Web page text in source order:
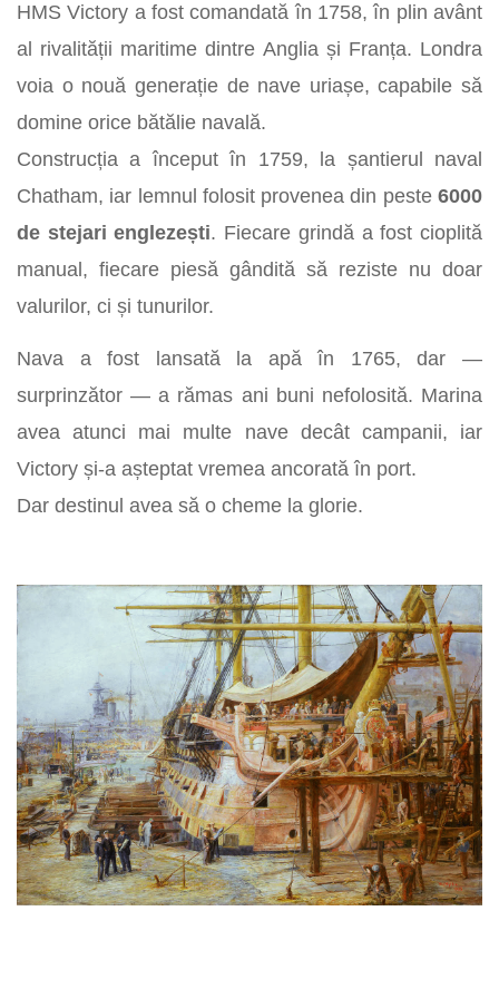
HMS Victory a fost comandată în 1758, în plin avânt
al rivalității maritime dintre Anglia și Franța. Londra
voia o nouă generație de nave uriașe, capabile să
domine orice bătălie navală.
Construcția a început în 1759, la șantierul naval
Chatham, iar lemnul folosit provenea din peste 6000
de stejari englezești. Fiecare grindă a fost cioplită
manual, fiecare piesă gândită să reziste nu doar
valurilor, ci și tunurilor.
Nava a fost lansată la apă în 1765, dar —
surprinzător — a rămas ani buni nefolosită. Marina
avea atunci mai multe nave decât campanii, iar
Victory și-a așteptat vremea ancorată în port.
Dar destinul avea să o cheme la glorie.